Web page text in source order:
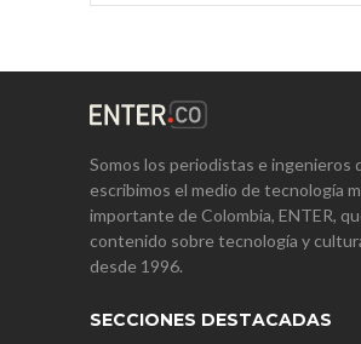
Somos los periodistas e ingenieros
escribimos el medio de tecnología
importante de Colombia, ENTER,
contenido sobre tecnología y
desde 1996.
SECCIONES DESTACADAS